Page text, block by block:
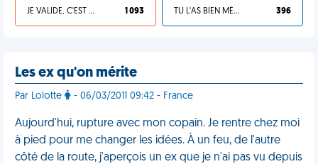
JE VALIDE, C'EST UNE VDM 1 093 TU L'AS BIEN MÉRITÉ 396
Les ex qu'on mérite
Par Lolotte - 06/03/2011 09:42 - France
Aujourd'hui, rupture avec mon copain. Je rentre chez moi
à pied pour me changer les idées. À un feu, de l'autre
côté de la route, j'aperçois un ex que je n'ai pas vu depuis